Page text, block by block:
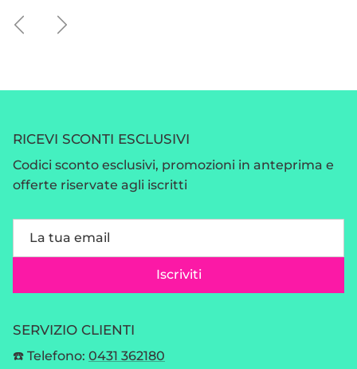
IndietroAvanti
RICEVI SCONTI ESCLUSIVI
Codici sconto esclusivi, promozioni in anteprima e
offerte riservate agli iscritti
Iscriviti
SERVIZIO CLIENTI
☎️ Telefono: 0431 362180